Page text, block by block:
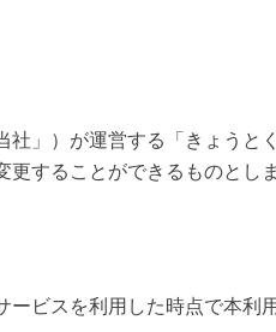
」）が運営する「きょうと
することができるものとしま
ビスを利用した時点で本利